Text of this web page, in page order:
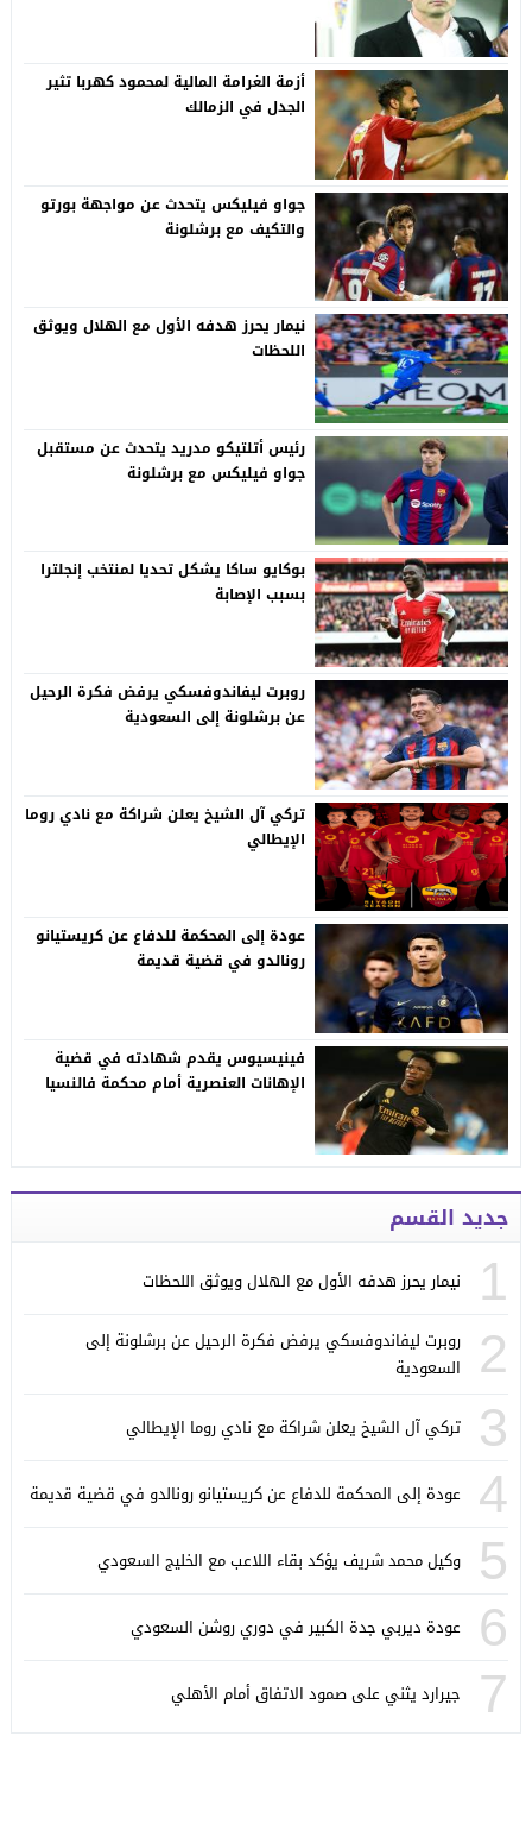
أزمة الغرامة المالية لمحمود كهربا تثير
الجدل في الزمالك
جواو فيليكس يتحدث عن مواجهة بورتو
والتكيف مع برشلونة
نيمار يحرز هدفه الأول مع الهلال ويوثق
اللحظات
رئيس أتلتيكو مدريد يتحدث عن مستقبل
جواو فيليكس مع برشلونة
بوكايو ساكا يشكل تحديا لمنتخب إنجلترا
بسبب الإصابة
روبرت ليفاندوفسكي يرفض فكرة الرحيل
عن برشلونة إلى السعودية
تركي آل الشيخ يعلن شراكة مع نادي روما
الإيطالي
عودة إلى المحكمة للدفاع عن كريستيانو
رونالدو في قضية قديمة
فينيسيوس يقدم شهادته في قضية
الإهانات العنصرية أمام محكمة فالنسيا
جديد القسم
1 نيمار يحرز هدفه الأول مع الهلال ويوثق اللحظات
2
روبرت ليفاندوفسكي يرفض فكرة الرحيل عن برشلونة إلى
السعودية
3 تركي آل الشيخ يعلن شراكة مع نادي روما الإيطالي
4 عودة إلى المحكمة للدفاع عن كريستيانو رونالدو في قضية قديمة
5 وكيل محمد شريف يؤكد بقاء اللاعب مع الخليج السعودي
6 عودة ديربي جدة الكبير في دوري روشن السعودي
7 جيرارد يثني على صمود الاتفاق أمام الأهلي